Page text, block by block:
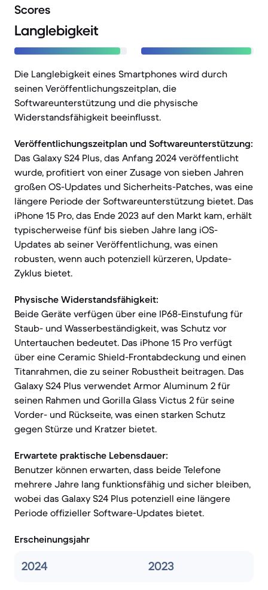
Scores
Langlebigkeit
Die Langlebigkeit eines Smartphones wird durch
seinen Veröffentlichungszeitplan, die
Softwareunterstützung und die physische
Widerstandsfähigkeit beeinflusst.
Veröffentlichungszeitplan und Softwareunterstützung:
Das Galaxy S24 Plus, das Anfang 2024 veröffentlicht
wurde, profitiert von einer Zusage von sieben Jahren
großen OS-Updates und Sicherheits-Patches, was eine
längere Periode der Softwareunterstützung bietet. Das
iPhone 15 Pro, das Ende 2023 auf den Markt kam, erhält
typischerweise fünf bis sieben Jahre lang iOS-
Updates ab seiner Veröffentlichung, was einen
robusten, wenn auch potenziell kürzeren, Update-
Zyklus bietet.
Physische Widerstandsfähigkeit:
Beide Geräte verfügen über eine IP68-Einstufung für
Staub- und Wasserbeständigkeit, was Schutz vor
Untertauchen bedeutet. Das iPhone 15 Pro verfügt
über eine Ceramic Shield-Frontabdeckung und einen
Titanrahmen, die zu seiner Robustheit beitragen. Das
Galaxy S24 Plus verwendet Armor Aluminum 2 für
seinen Rahmen und Gorilla Glass Victus 2 für seine
Vorder- und Rückseite, was einen starken Schutz
gegen Stürze und Kratzer bietet.
Erwartete praktische Lebensdauer:
Benutzer können erwarten, dass beide Telefone
mehrere Jahre lang funktionsfähig und sicher bleiben,
wobei das Galaxy S24 Plus potenziell eine längere
Periode offizieller Software-Updates bietet.
Erscheinungsjahr
2024 2023